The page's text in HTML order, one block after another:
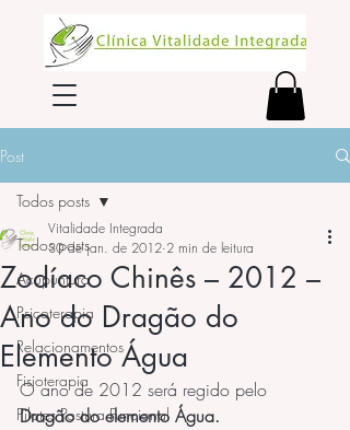
Post
Todos posts
Acupuntura
Psicoterapia
Relacionamentos
Fisioterapia
Pilates Postura Funcional
Todos posts
Zodíaco Chinês – 2012 –
Ano do Dragão do
Elemento Água
Vitalidade Integrada
30 de jan. de 2012 2 min de leitura
O ano de 2012 será regido pelo
Dragão do elemento Água.